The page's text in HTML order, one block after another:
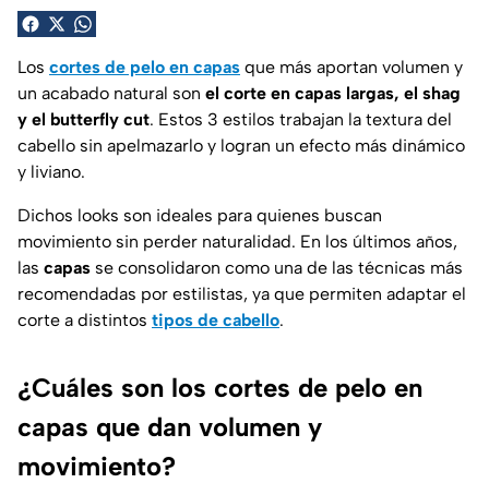
Los cortes de pelo en capas que más aportan volumen y
un acabado natural son el corte en capas largas, el shag
y el butterfly cut. Estos 3 estilos trabajan la textura del
cabello sin apelmazarlo y logran un efecto más dinámico
y liviano.
Dichos looks son ideales para quienes buscan
movimiento sin perder naturalidad. En los últimos años,
las capas se consolidaron como una de las técnicas más
recomendadas por estilistas, ya que permiten adaptar el
corte a distintos tipos de cabello.
¿Cuáles son los cortes de pelo en
capas que dan volumen y
movimiento?